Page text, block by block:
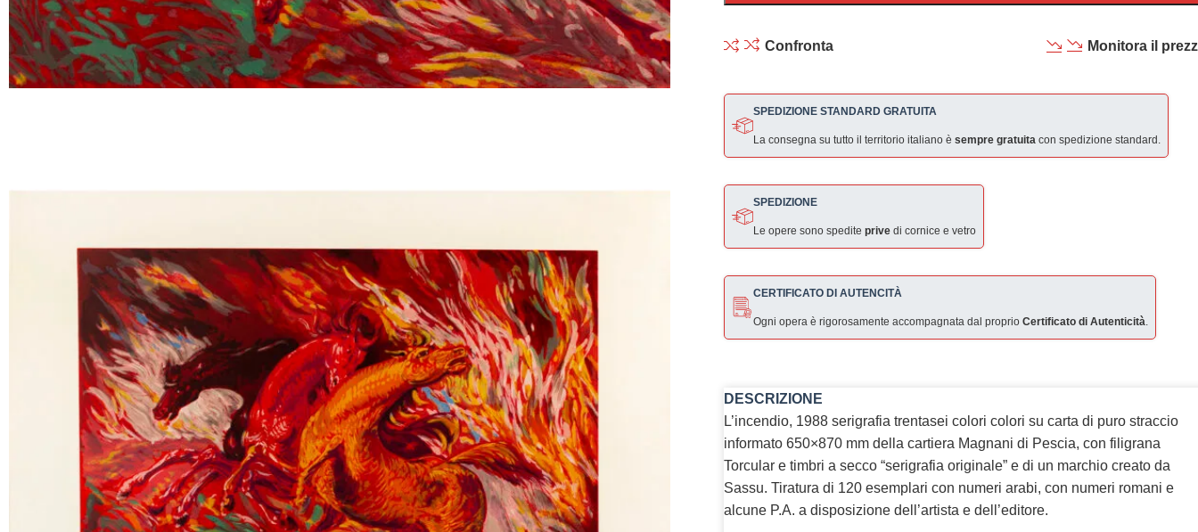
Confronta Monitora il
SPEDIZIONE STANDARD GRATUITA
La consegna su tutto il territorio italiano è sempre gratuita con spedizione standard.
SPEDIZIONE
Le opere sono spedite privedi cornice e vetro
CERTIFICATO DI AUTENCITÀ
Ogni opera è rigorosamente accompagnata dal proprio Certificato di Autenticità.
DESCRIZIONE
L’incendio, 1988 serigrafia trentasei colori colori su carta di puro straccio
informato 650×870 mm della cartiera Magnani di Pescia, con filigrana
Torcular e timbri a secco “serigrafia originale” e di un marchio creato da
Sassu. Tiratura di 120 esemplari con numeri arabi, con numeri romani e
alcune P.A. a disposizione dell’artista e dell’editore.